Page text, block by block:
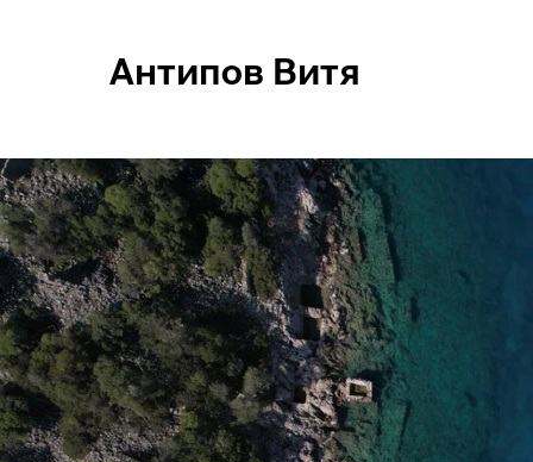
Индивидуальные
Россия
Мир
Команда
Антипов Витя